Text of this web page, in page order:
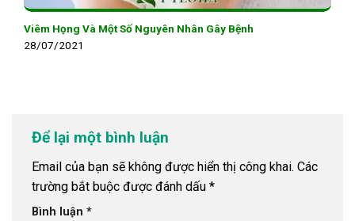
Viêm Họng Và Một Số Nguyên Nhân Gây Bệnh
28/07/2021
Để lại một bình luận
Email của bạn sẽ không được hiển thị công khai. Các
trường bắt buộc được đánh dấu *
Bình luận *